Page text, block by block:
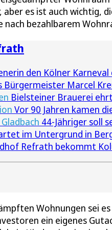
aber es ist auch wichtig,
nach bezahlbarem
den Kölner
Bürgermeister Marcel
Bielsteiner Brauerei
Vor 90 Jahren kamen
44-Jähriger soll
im Untergrund in
Refrath bekommt
Wohnungen sei
ein eigenes